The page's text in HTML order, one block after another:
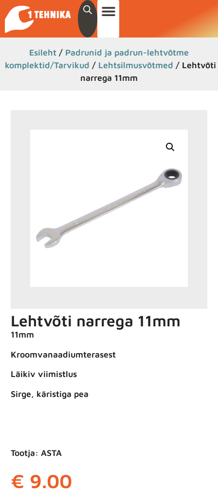
Esileht / Padrunid ja padrun-lehtvõtme
komplektid/Tarvikud / Lehtsilmusvõtmed / Lehtvõti
narrega 11mm
Lehtvõti narrega 11mm
11mm
Kroomvanaadiumterasest
Läikiv viimistlus
Sirge, käristiga pea
Tootja: ASTA
€ 9.00